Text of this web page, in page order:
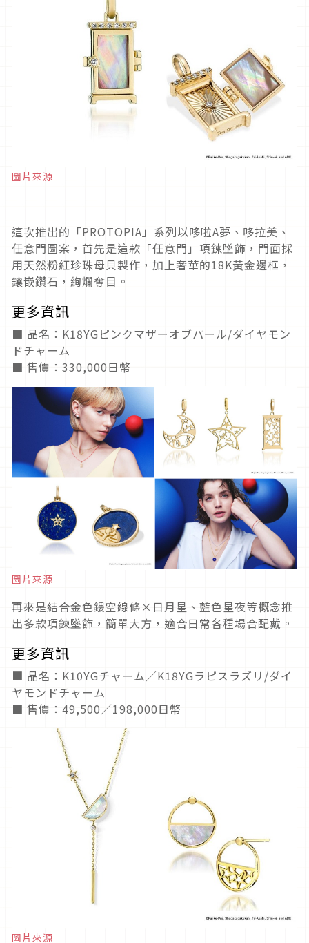
圖片來源
這次推出的「PROTOPIA」系列以哆啦A夢、哆拉美、
任意門圖案，首先是這款「任意門」項鍊墜飾，門面採
用天然粉紅珍珠母貝製作，加上奢華的18K黃金邊框，
鑲嵌鑽石，絢爛奪目。
更多資訊
■ 品名：K18YGピンクマザーオブパール/ダイヤモン
ドチャーム
■ 售價：330,000日幣
圖片來源
再來是結合金色鏤空線條×日月星、藍色星夜等概念推
出多款項鍊墜飾，簡單大方，適合日常各種場合配戴。
更多資訊
■ 品名：K10YGチャーム／K18YGラピスラズリ/ダイ
ヤモンドチャーム
■ 售價：49,500／198,000日幣
圖片來源